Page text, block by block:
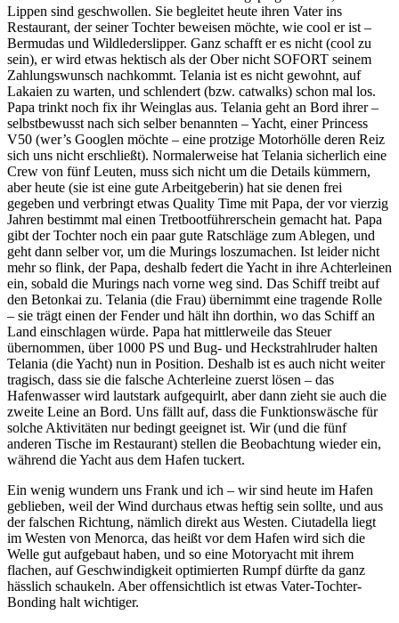
Lippen sind geschwollen. Sie begleitet heute ihren Vater ins
Restaurant, der seiner Tochter beweisen möchte, wie cool er ist –
Bermudas und Wildlederslipper. Ganz schafft er es nicht (cool zu
sein), er wird etwas hektisch als der Ober nicht SOFORT seinem
Zahlungswunsch nachkommt. Telania ist es nicht gewohnt, auf
Lakaien zu warten, und schlendert (bzw. catwalks) schon mal los.
Papa trinkt noch fix ihr Weinglas aus. Telania geht an Bord ihrer –
selbstbewusst nach sich selber benannten – Yacht, einer Princess
V50 (wer’s Googlen möchte – eine protzige Motorhölle deren Reiz
sich uns nicht erschließt). Normalerweise hat Telania sicherlich eine
Crew von fünf Leuten, muss sich nicht um die Details kümmern,
aber heute (sie ist eine gute Arbeitgeberin) hat sie denen frei
gegeben und verbringt etwas Quality Time mit Papa, der vor vierzig
Jahren bestimmt mal einen Tretbootführerschein gemacht hat. Papa
gibt der Tochter noch ein paar gute Ratschläge zum Ablegen, und
geht dann selber vor, um die Murings loszumachen. Ist leider nicht
mehr so flink, der Papa, deshalb federt die Yacht in ihre Achterleinen
ein, sobald die Murings nach vorne weg sind. Das Schiff treibt auf
den Betonkai zu. Telania (die Frau) übernimmt eine tragende Rolle
– sie trägt einen der Fender und hält ihn dorthin, wo das Schiff an
Land einschlagen würde. Papa hat mittlerweile das Steuer
übernommen, über 1000 PS und Bug- und Heckstrahlruder halten
Telania (die Yacht) nun in Position. Deshalb ist es auch nicht weiter
tragisch, dass sie die falsche Achterleine zuerst lösen – das
Hafenwasser wird lautstark aufgequirlt, aber dann zieht sie auch die
zweite Leine an Bord. Uns fällt auf, dass die Funktionswäsche für
solche Aktivitäten nur bedingt geeignet ist. Wir (und die fünf
anderen Tische im Restaurant) stellen die Beobachtung wieder ein,
während die Yacht aus dem Hafen tuckert.
Ein wenig wundern uns Frank und ich – wir sind heute im Hafen
geblieben, weil der Wind durchaus etwas heftig sein sollte, und aus
der falschen Richtung, nämlich direkt aus Westen. Ciutadella liegt
im Westen von Menorca, das heißt vor dem Hafen wird sich die
Welle gut aufgebaut haben, und so eine Motoryacht mit ihrem
flachen, auf Geschwindigkeit optimierten Rumpf dürfte da ganz
hässlich schaukeln. Aber offensichtlich ist etwas Vater-Tochter-
Bonding halt wichtiger.